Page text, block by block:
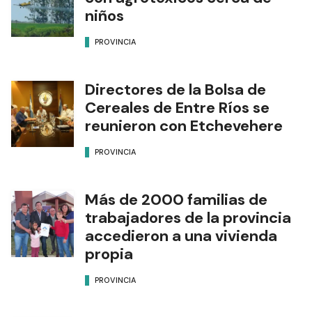
niños
PROVINCIA
Directores de la Bolsa de
Cereales de Entre Ríos se
reunieron con Etchevehere
PROVINCIA
Más de 2000 familias de
trabajadores de la provincia
accedieron a una vivienda
propia
PROVINCIA